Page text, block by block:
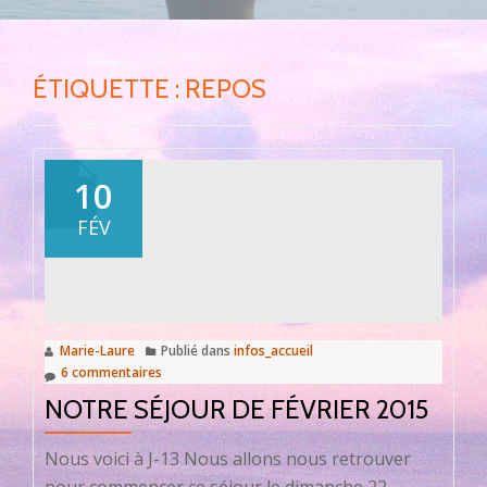
ÉTIQUETTE : REPOS
10
FÉV
Marie-Laure Publié dans infos_accueil
6 commentaires
NOTRE SÉJOUR DE FÉVRIER 2015
Nous voici à J-13 Nous allons nous retrouver